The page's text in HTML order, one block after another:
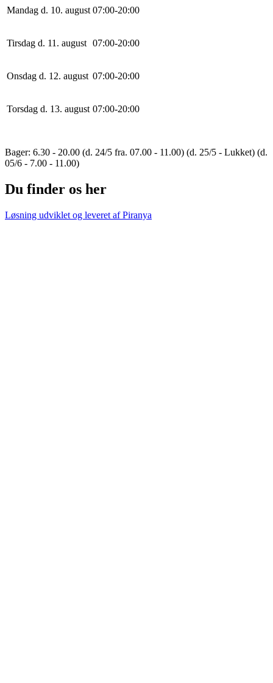
Mandag d. 10. august 07:00-20:00
Tirsdag d. 11. august 07:00-20:00
Onsdag d. 12. august 07:00-20:00
Torsdag d. 13. august 07:00-20:00
Bager: 6.30 - 20.00 (d. 24/5 fra. 07.00 - 11.00) (d. 25/5 - Lukket) (d.
05/6 - 7.00 - 11.00)
Du finder os her
Løsning udviklet og leveret afPiranya